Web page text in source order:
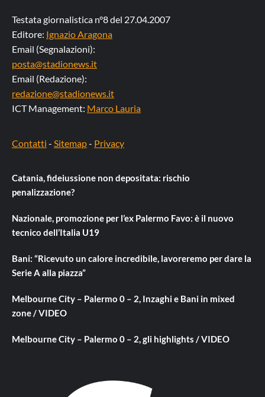
Testata giornalistica n°8 del 27.04.2007
Editore: Ignazio Aragona
Email (Segnalazioni):
posta@stadionews.it
Email (Redazione):
redazione@stadionews.it
ICT Management: Marco Lauria
Contatti - Sitemap- Privacy
Catania, fideiussione non depositata: rischio
penalizzazione?
Nazionale, promozione per l’ex Palermo Favo: è il nuovo
tecnico dell’Italia U19
Bani: “Ricevuto un calore incredibile, lavoreremo per dare la
Serie A alla piazza”
Melbourne City – Palermo 0 – 2, Inzaghi e Bani in mixed
zone / VIDEO
Melbourne City – Palermo 0 – 2, gli highlights / VIDEO